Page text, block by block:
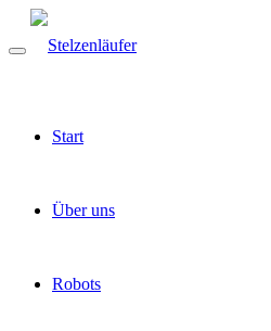
Start
Über uns
Robots